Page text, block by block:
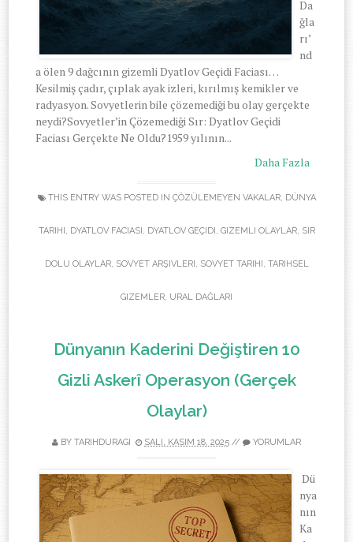
Da
ğla
rı’
nd
a ölen 9 dağcının gizemli Dyatlov Geçidi Faciası…
Kesilmiş çadır, çıplak ayak izleri, kırılmış kemikler ve
radyasyon. Sovyetlerin bile çözemediği bu olay gerçekte
neydi?Sovyetler’in Çözemediği Sır: Dyatlov Geçidi
Faciası Gerçekte Ne Oldu?1959 yılının...
Daha Fazla
THIS ENTRY WAS POSTED IN ÇÖZÜLEMEYEN VAKALAR, DÜNYA
TARIHI , DYATLOV FACIASI , DYATLOV GEÇIDI , GIZEMLI OLAYLAR, SIR
DOLU OLAYLAR, SOVYET ARŞIVLERI , SOVYET TARIHI , TARIHSEL
GIZEMLER, URAL DAĞLARI
Dünyanın Kaderini Değiştiren 10
Gizli Askerî Operasyon (Gerçek
Olaylar)
BY TARIHDURAGI SALI, KASIM 18, 2025 // YORUMLAR
Dü
nya
nın
Ka